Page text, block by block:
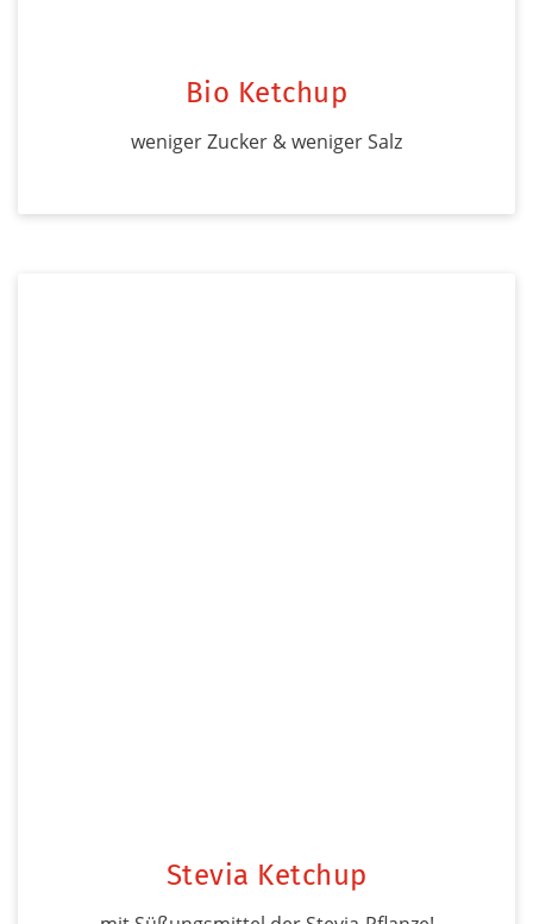
Bio Ketchup
weniger Zucker & weniger Salz
Stevia Ketchup